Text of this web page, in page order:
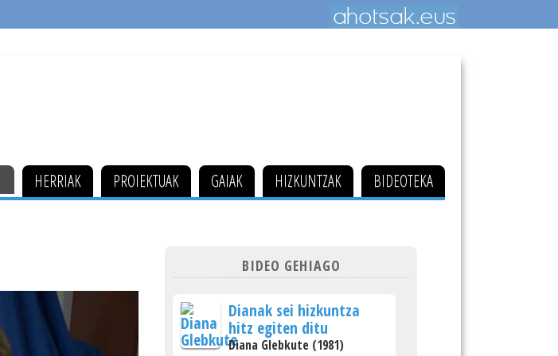
HERRIAK PROIEKTUAK GAIAK HIZKUNTZAK BIDEOTEKA
BIDEO GEHIAGO
Dianak sei hizkuntza
hitz egiten ditu
Diana Glebkute (1981)